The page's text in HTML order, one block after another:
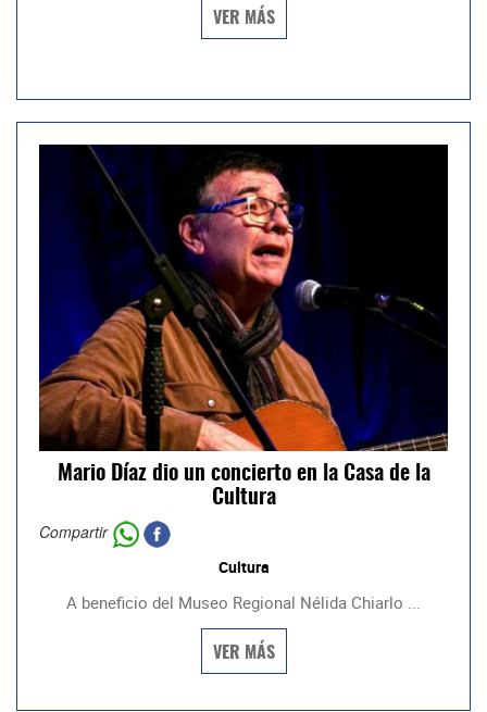
VER MÁS
Mario Díaz dio un concierto en la Casa de la
Cultura
Compartir
Cultura
A beneficio del Museo Regional Nélida Chiarlo ...
VER MÁS